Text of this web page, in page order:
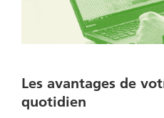
Les avantages de
quotidien